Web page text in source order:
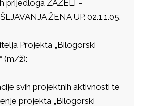
prijedloga ZAŽELI –
ŽENA UP. 02.1.1.05.
Projekta „Bilogorski
(m/ž):
svih projektnih aktivnosti te
projekta „Bilogorski